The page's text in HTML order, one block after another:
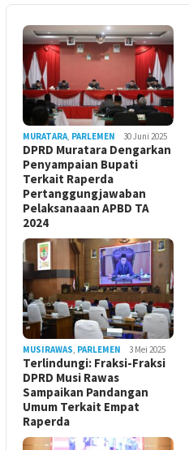
MURATARA PARLEMEN 30 Juni 2025
DPRD Muratara Dengarkan
Penyampaian Bupati
Terkait Raperda
Pertanggungjawaban
Pelaksanaaan APBD TA
2024
MUSIRAWAS PARLEMEN 3 Mei 2025
Terlindungi: Fraksi-Fraksi
DPRD Musi Rawas
Sampaikan Pandangan
Umum Terkait Empat
Raperda